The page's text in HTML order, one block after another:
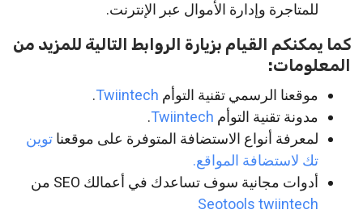
للمتاجرة وإدارة الأموال عبر الإنترنت.
كما يمكنكم القيام بزيارة الروابط التالية للمزيد من
المعلومات:
موقعنا الرسمي تقنية التوأم Twiintech
.
مدونة تقنية التوأم Twiintech
.
لمعرفة أنواع الاستضافة المتوفرة على موقعنا توين
تك لاستضافة المواقع.
أدوات مجانية سوف تساعدك في أعمالك SEO من
Seotools twiintech